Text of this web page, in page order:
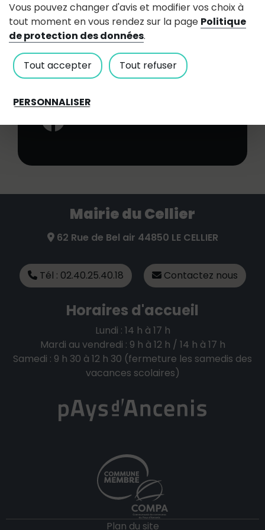
Vous pouvez changer d'avis et modifier vos choix à
tout moment en vous rendez sur la page Politique
de protection des données.
Tout accepter Tout refuser
PERSONNALISER
8 cours de l'Europe
pharmacie.seiller(at)orange.fr
02 40 25 42 27
Voir le site internet
Facebook:
Mairie du Cellier
62 Rue de Bel air 44850 LE CELLIER
Tél : 02.40.25.40.18 Contactez nous
Horaires d'accueil
Lundi : 14 h à 17 h
Mardi au vendredi : 9 h à 12 h / 14 h à 17 h
Samedi : 9 h 30 à 12 h 30 (fermeture les samedis des
vacances scolaires)
Plan du site